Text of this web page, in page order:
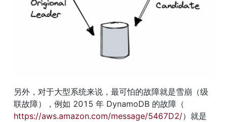
另外，对于大型系统来说，最可怕的故障就是雪崩（级
联故障），例如 2015 年 DynamoDB 的故障（
https://aws.amazon.com/message/5467D2/）就是